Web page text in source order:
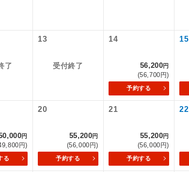
了
13
受付終了
14
56,200円
(56,700円)
予約する
15
円
円)
る
20
55,200円
(56,000円)
予約する
21
55,200円
(56,000円)
予約する
22
から復路到着空港（駅）まで同行しま
から最終日出発空港（駅）まで添乗員が
、車内での観光案内があります。
ている文化遺産や自然遺産を訪ねるコー